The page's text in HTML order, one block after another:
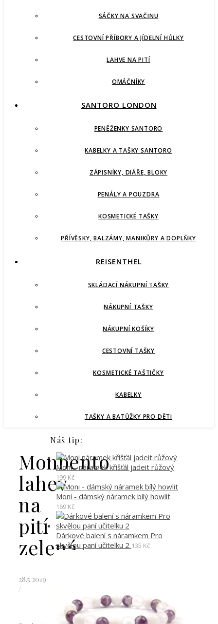
SÁČKY NA SVAČINU
CESTOVNÍ PŘÍBORY A JÍDELNÍ HŮLKY
LAHVE NA PITÍ
OMÁČNÍKY
SANTORO LONDON
PENĚŽENKY SANTORO
KABELKY A TAŠKY SANTORO
ZÁPISNÍKY, DIÁŘE, BLOKY
PENÁLY A POUZDRA
KOSMETICKÉ TAŠKY
PŘÍVĚSKY, BALZÁMY, MANIKŮRY A DOPLŇKY
REISENTHEL
SKLÁDACÍ NÁKUPNÍ TAŠKY
NÁKUPNÍ TAŠKY
NÁKUPNÍ KOŠÍKY
CESTOVNÍ TAŠKY
KOSMETICKÉ TAŠTIČKY
KABELKY
TAŠKY A BATŮŽKY PRO DĚTI
Monbento
lahev
na
pití
zelená
28.5.2019
/
Náš tip:
Moni - náramek křišťál jadeit růžový
199 Kč
Moni - dámský náramek bílý howlit
169 Kč
Dárkové balení s náramkem Pro
skvělou paní učitelku 2 135 Kč